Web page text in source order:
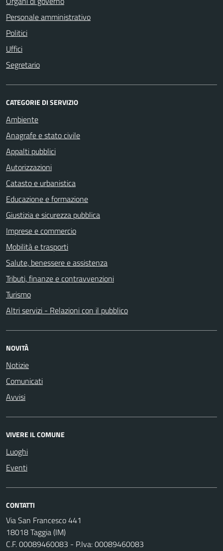
Personale amministrativo
Politici
Uffici
Segretario
CATEGORIE DI SERVIZIO
Ambiente
Anagrafe e stato civile
Appalti pubblici
Autorizzazioni
Catasto e urbanistica
Educazione e formazione
Giustizia e sicurezza pubblica
Imprese e commercio
Mobilità e trasporti
Salute, benessere e assistenza
Tributi, finanze e contravvenzioni
Turismo
Altri servizi - Relazioni con il pubblico
NOVITÀ
Notizie
Comunicati
Avvisi
VIVERE IL COMUNE
Luoghi
Eventi
CONTATTI
Via San Francesco 441
18018 Taggia (IM)
C.F. 00089460083 - P.Iva: 00089460083